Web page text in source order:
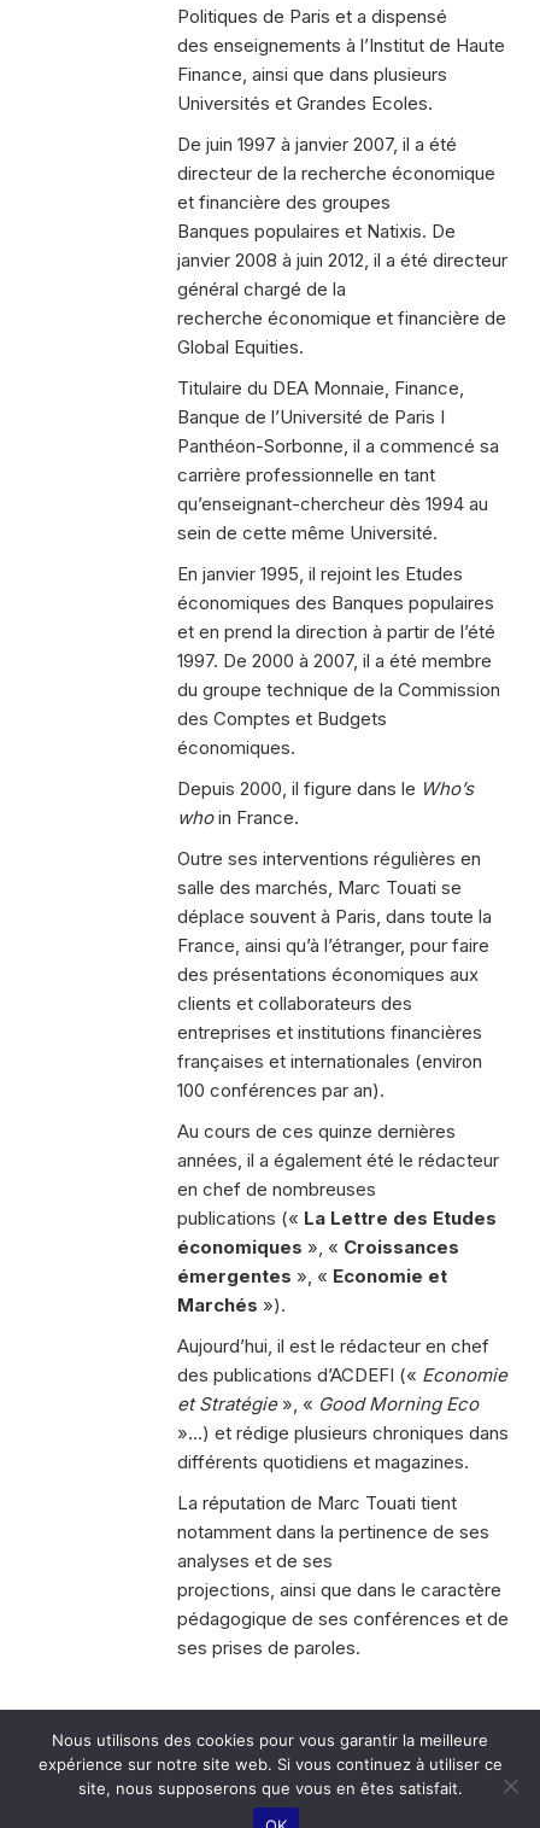
Politiques de Paris et a dispensé
des enseignements à l’Institut de Haute
Finance, ainsi que dans plusieurs
Universités et Grandes Ecoles.
De juin 1997 à janvier 2007, il a été
directeur de la recherche économique
et financière des groupes
Banques populaires et Natixis. De
janvier 2008 à juin 2012, il a été directeur
général chargé de la
recherche économique et financière de
Global Equities.
Titulaire du DEA Monnaie, Finance,
Banque de l’Université de Paris I
Panthéon-Sorbonne, il a commencé sa
carrière professionnelle en tant
qu’enseignant-chercheur dès 1994 au
sein de cette même Université.
En janvier 1995, il rejoint les Etudes
économiques des Banques populaires
et en prend la direction à partir de l’été
1997. De 2000 à 2007, il a été membre
du groupe technique de la Commission
des Comptes et Budgets
économiques.
Depuis 2000, il figure dans le Who’s
whoin France.
Outre ses interventions régulières en
salle des marchés, Marc Touati se
déplace souvent à Paris, dans toute la
France, ainsi qu’à l’étranger, pour faire
des présentations économiques aux
clients et collaborateurs des
entreprises et institutions financières
françaises et internationales (environ
100 conférences par an).
Au cours de ces quinze dernières
années, il a également été le rédacteur
en chef de nombreuses
publications (« La Lettre des Etudes
économiques », « Croissances
émergentes », « Economie et
Marchés »).
Aujourd’hui, il est le rédacteur en chef
des publications d’ACDEFI (« Economie
et Stratégie», « Good Morning Eco
»…) et rédige plusieurs chroniques dans
différents quotidiens et magazines.
La réputation de Marc Touati tient
notamment dans la pertinence de ses
analyses et de ses
projections, ainsi que dans le caractère
pédagogique de ses conférences et de
ses prises de paroles.
© LAREF 2026
MENTIONS LÉGALES
Nous utilisons des cookies pour vous garantir la meilleure
expérience sur notre site web. Si vous continuez à utiliser ce
site, nous supposerons que vous en êtes satisfait.